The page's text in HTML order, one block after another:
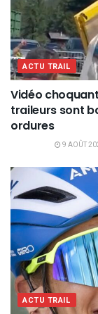
ACTU TRAIL
Vidéo
traileurs sont
ordures
9 AOÛT
ACTU TRAIL